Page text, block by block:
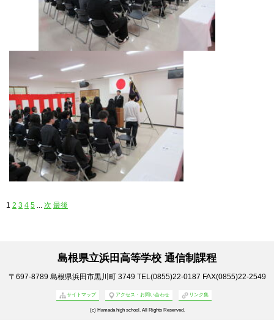
1 2 3 4 5 ... 次 最後
島根県立浜田高等学校 通信制課程
〒697-8789 島根県浜田市黒川町 3749 TEL(0855)22-0187 FAX(0855)22-2549
サイトマップ アクセス・お問い合わせ リンク集
(c) Hamada high school. All Rights Reserved.